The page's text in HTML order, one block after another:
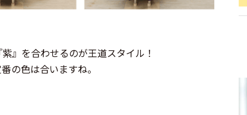
』を合わせるのが王道スタイル！
の色は合いますね。